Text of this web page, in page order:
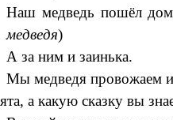
Наш медведь
медведя)
А за ним и
Мы медведя провожаем и
а какую сказку вы